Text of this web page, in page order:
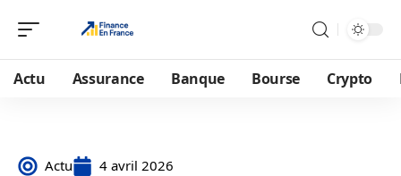
Actu Assurance Banque Bourse Crypto
Actu 4 avril 2026